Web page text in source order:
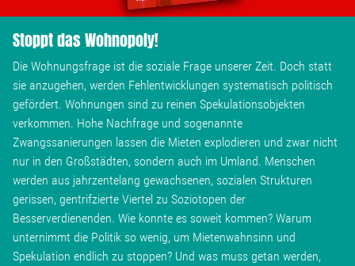
Stoppt das Wohnopoly!
Die Wohnungsfrage ist die soziale Frage unserer Zeit. Doch statt
sie anzugehen, werden Fehlentwicklungen systematisch politisch
gefördert. Wohnungen sind zu reinen Spekulationsobjekten
verkommen. Hohe Nachfrage und sogenannte
Zwangssanierungen lassen die Mieten explodieren und zwar nicht
nur in den Großstädten, sondern auch im Umland. Menschen
werden aus jahrzentelang gewachsenen, sozialen Strukturen
gerissen, gentrifzierte Viertel zu Soziotopen der
Besserverdienenden. Wie konnte es soweit kommen? Warum
unternimmt die Politik so wenig, um Mietenwahnsinn und
Spekulation endlich zu stoppen? Und was muss getan werden,